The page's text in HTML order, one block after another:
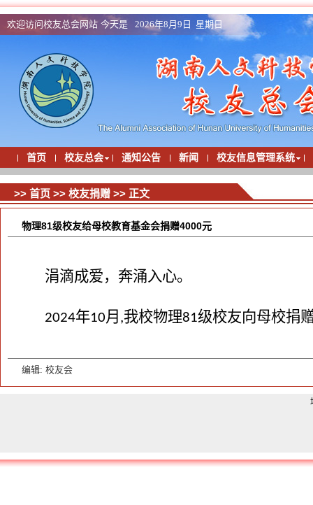
欢迎访问校友总会网站 今天是 2026年8月9日 星期日
首页 校友总会 通知公告 新闻 校友信息管理系统
>> 首页 >> 校友捐赠 >> 正文
物理81级校友给母校教育基金会捐赠4000元
涓滴成爱，奔涌入心。
2024年10月,我校物理81级校友向母校捐
编辑: 校友会